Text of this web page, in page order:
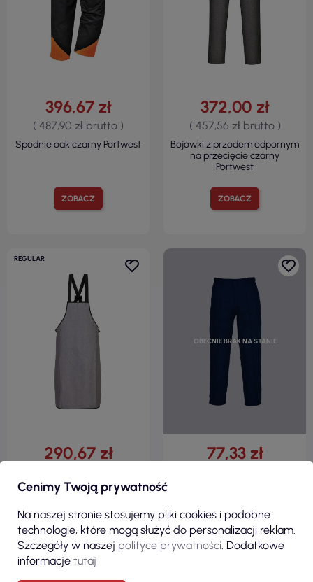
ZOBACZ
396,67 zł
( 487,90 zł brutto )
Spodnie oak czarny Portwest
ZOBACZ
372,00 zł
( 457,56 zł brutto )
Bojówki z przodem odpornym
na przecięcie czarny
Portwest
REGULAR
ZOBACZ
290,67 zł
Fartuch antyprzecięciowy
OBECNIE BRAK NA STANIE
77,33 zł
Cenimy Twoją prywatność
Na naszej stronie stosujemy pliki cookies i podobne
technologie, które mogą służyć do personalizacji reklam.
Szczegóły w naszej polityce prywatności. Dodatkowe
informacje tutaj